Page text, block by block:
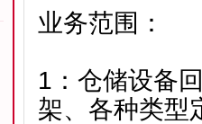
业务范围：
1：仓储设备
架、各种类型